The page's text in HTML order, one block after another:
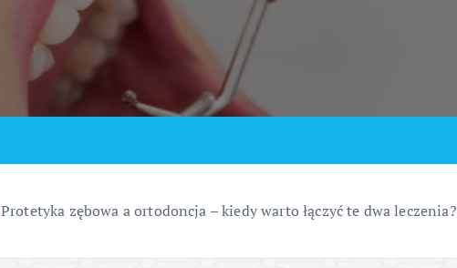
Protetyka zębowa a ortodoncja – kiedy warto łączyć te dwa leczenia?